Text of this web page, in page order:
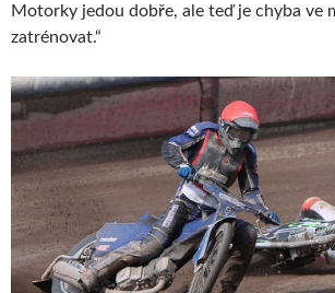
Motorky jedou dobře, ale teď je chyba ve
zatrénovat.“